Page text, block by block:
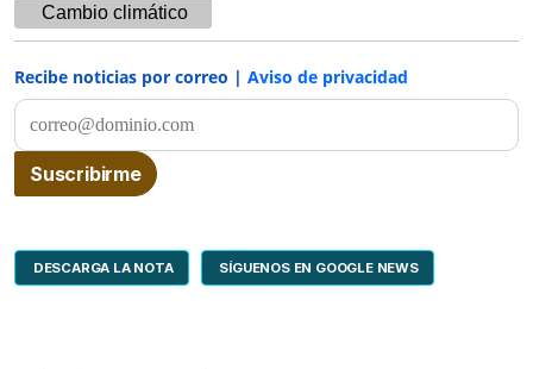
Cambio climático
Recibe noticias por correo | Aviso de privacidad
DESCARGA LA NOTA SÍGUENOS EN GOOGLE NEWS